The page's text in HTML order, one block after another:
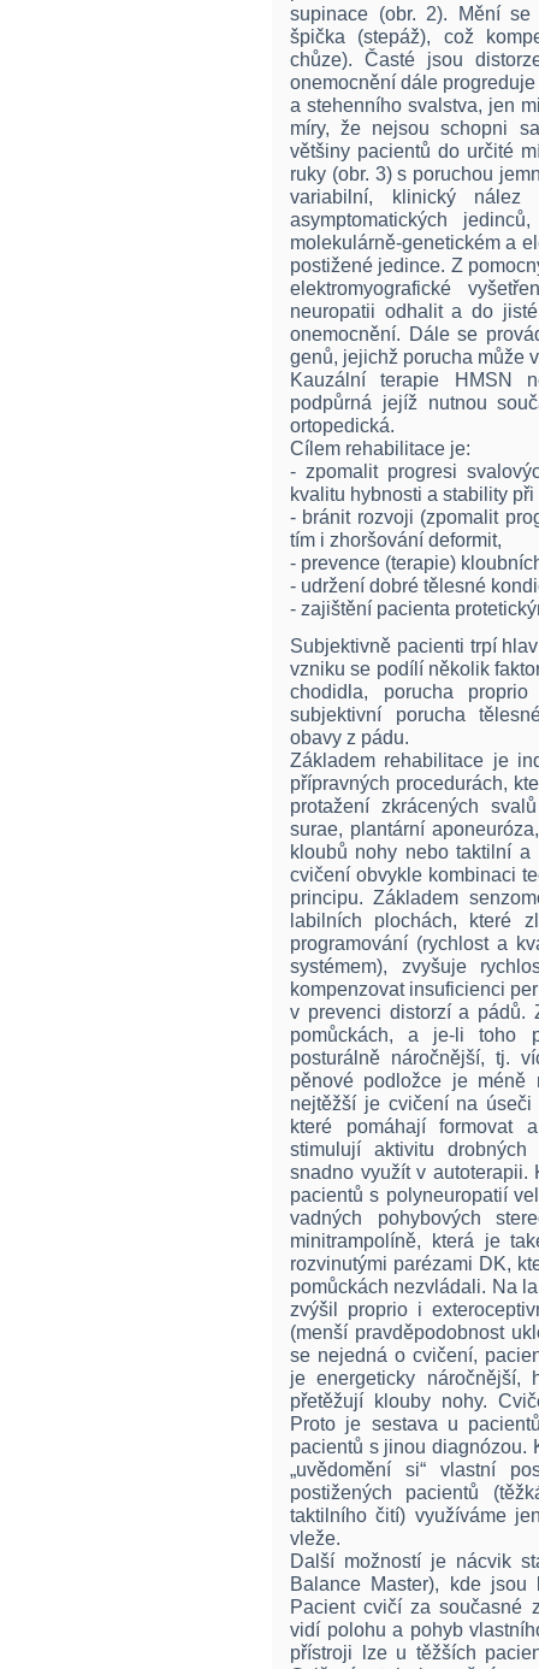
supinace (obr. 2). Mění se
špička (stepáž), což
chůze). Časté jsou
onemocnění dále
a stehenního svalstva, jen
míry, že nejsou schopni
většiny pacientů do určité
ruky (obr. 3) s poruchou
variabilní, klinický
asymptomatických
molekulárně-genetickém a
postižené jedince. Z
elektromyografické
neuropatii odhalit a do
onemocnění. Dále se
genů, jejichž porucha může
Kauzální terapie HMSN
podpůrná jejíž nutnou
ortopedická.
Cílem rehabilitace je:
- zpomalit progresi
kvalitu hybnosti a stability
- bránit rozvoji (zpomalit
tím i zhoršování deformit,
- prevence (terapie)
- udržení dobré tělesné
- zajištění pacienta
Subjektivně pacienti trpí
vzniku se podílí několik
chodidla, porucha
subjektivní porucha
obavy z pádu.
Základem rehabilitace je
přípravných procedurách,
protažení zkrácených
surae, plantární
kloubů nohy nebo taktilní a
cvičení obvykle kombinaci
principu. Základem
labilních plochách, které
programování (rychlost a
systémem), zvyšuje
kompenzovat insuficienci
v prevenci distorzí a pádů.
pomůckách, a je-li toho
posturálně náročnější, tj.
pěnové podložce je méně
nejtěžší je cvičení na úseči
které pomáhají formovat
stimulují aktivitu
snadno využít v
pacientů s polyneuropatií
vadných pohybových
minitrampolíně, která je
rozvinutými parézami DK,
pomůckách nezvládali. Na
zvýšil proprio i
(menší pravděpodobnost
se nejedná o cvičení,
je energeticky náročnější,
přetěžují klouby nohy.
Proto je sestava u
pacientů s jinou diagnózou.
„uvědomění si“ vlastní
postižených pacientů
taktilního čití) využíváme
vleže.
Další možností je nácvik
Balance Master), kde jsou
Pacient cvičí za současné
vidí polohu a pohyb
přístroji lze u těžších